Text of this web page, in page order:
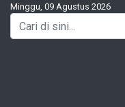
Minggu, 09 Agustus 2026